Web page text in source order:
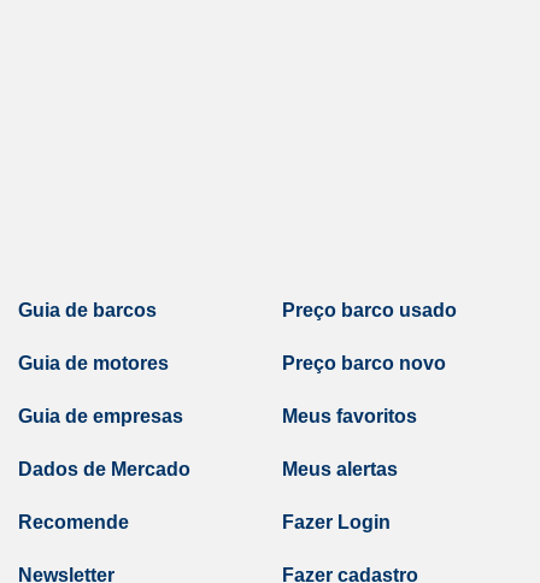
Guia de barcos
Guia de motores
Guia de empresas
Dados de Mercado
Preço barco usado
Preço barco novo
Meus favoritos
Meus alertas
Recomende
Newsletter
Fazer Login
Fazer cadastro